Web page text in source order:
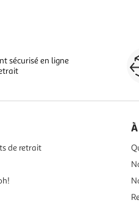
sécurisé en ligne
de retrait